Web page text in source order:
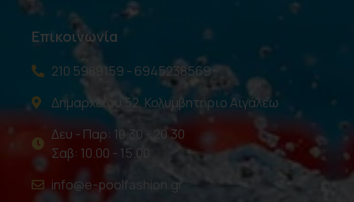
Επικοινωνία
210 5989159 - 6945238569
Δημαρχείου 52, Κολυμβητήριο Αιγάλεω
Δευ - Παρ: 10.30 - 20.30
Σαβ: 10.00 - 15.00
info@e-poolfashion.gr